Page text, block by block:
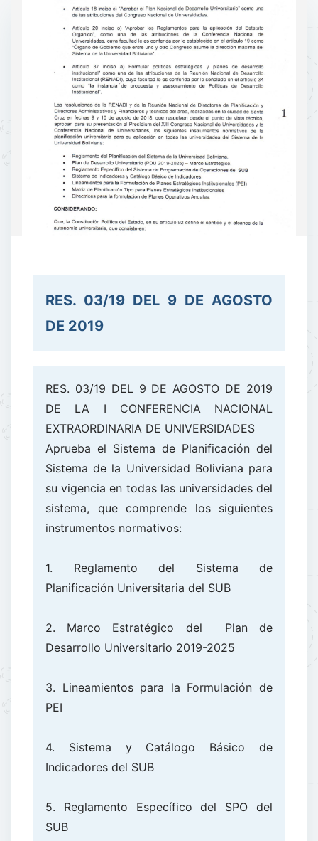
RES. 03/19 DEL 9 DE AGOSTO
DE 2019
RES. 03/19 DEL 9 DE AGOSTO DE 2019
DE LA I CONFERENCIA NACIONAL
EXTRAORDINARIA DE UNIVERSIDADES
Aprueba el Sistema de Planificación del
Sistema de la Universidad Boliviana para
su vigencia en todas las universidades del
sistema, que comprende los siguientes
instrumentos normativos:
1. Reglamento del Sistema de
Planificación Universitaria del SUB
2. Marco Estratégico del Plan de
Desarrollo Universitario 2019-2025
3. Lineamientos para la Formulación de
PEI
4. Sistema y Catálogo Básico de
Indicadores del SUB
5. Reglamento Específico del SPO del
SUB